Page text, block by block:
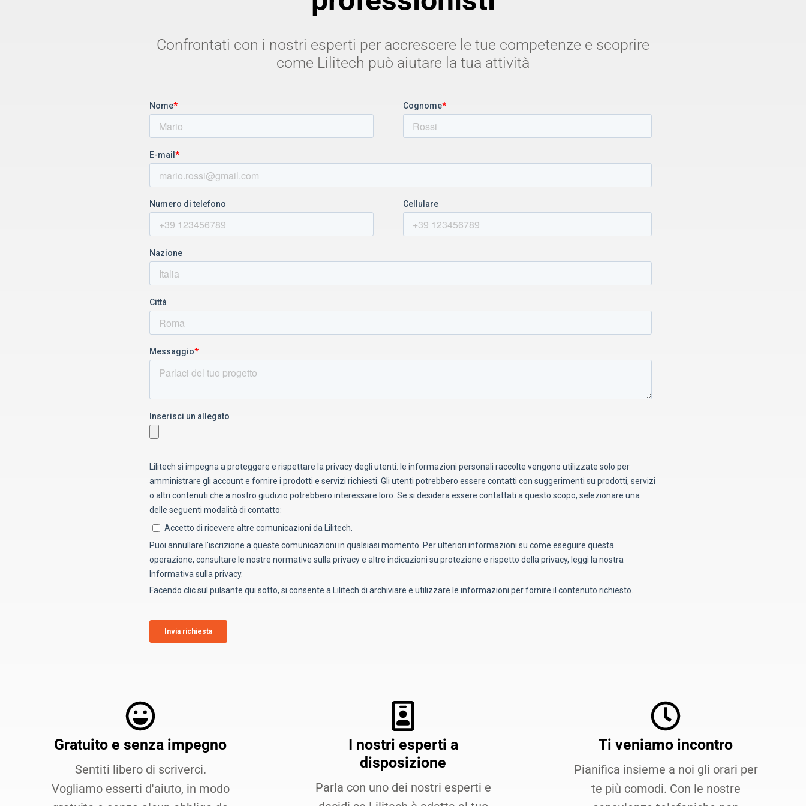
Confrontati con i nostri esperti per accrescere le tue competenze e scoprire
come Lilitech può aiutare la tua attività
Gratuito e senza impegno
Sentiti libero di scriverci.
Vogliamo esserti d'aiuto, in modo
I nostri esperti a
disposizione
Parla con uno dei nostri esperti e
Ti veniamo incontro
Pianifica insieme a noi gli orari per
te più comodi. Con le nostre